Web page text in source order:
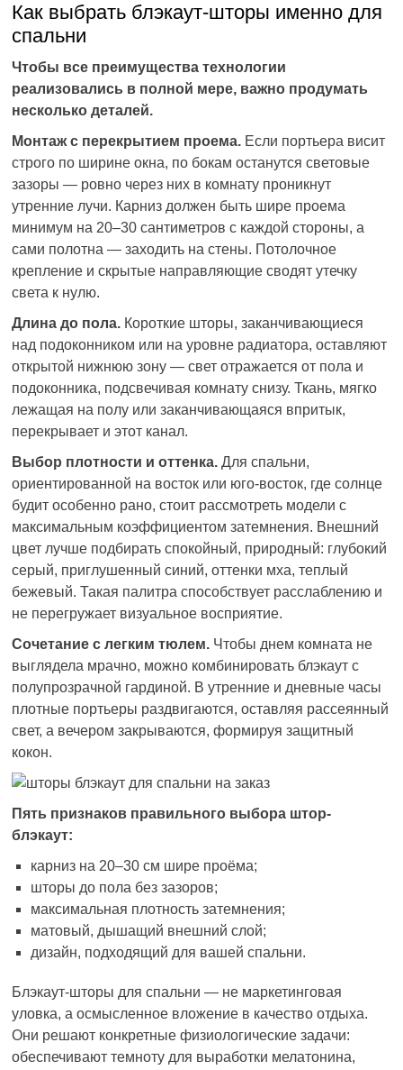
Как выбрать блэкаут-шторы именно для
спальни
Чтобы все преимущества технологии
реализовались в полной мере, важно продумать
несколько деталей.
Монтаж с перекрытием проема. Если портьера висит
строго по ширине окна, по бокам останутся световые
зазоры — ровно через них в комнату проникнут
утренние лучи. Карниз должен быть шире проема
минимум на 20–30 сантиметров с каждой стороны, а
сами полотна — заходить на стены. Потолочное
крепление и скрытые направляющие сводят утечку
света к нулю.
Длина до пола. Короткие шторы, заканчивающиеся
над подоконником или на уровне радиатора, оставляют
открытой нижнюю зону — свет отражается от пола и
подоконника, подсвечивая комнату снизу. Ткань, мягко
лежащая на полу или заканчивающаяся впритык,
перекрывает и этот канал.
Выбор плотности и оттенка. Для спальни,
ориентированной на восток или юго-восток, где солнце
будит особенно рано, стоит рассмотреть модели с
максимальным коэффициентом затемнения. Внешний
цвет лучше подбирать спокойный, природный: глубокий
серый, приглушенный синий, оттенки мха, теплый
бежевый. Такая палитра способствует расслаблению и
не перегружает визуальное восприятие.
Сочетание с легким тюлем. Чтобы днем комната не
выглядела мрачно, можно комбинировать блэкаут с
полупрозрачной гардиной. В утренние и дневные часы
плотные портьеры раздвигаются, оставляя рассеянный
свет, а вечером закрываются, формируя защитный
кокон.
Пять признаков правильного выбора штор-
блэкаут:
карниз на 20–30 см шире проёма;
шторы до пола без зазоров;
максимальная плотность затемнения;
матовый, дышащий внешний слой;
дизайн, подходящий для вашей спальни.
Блэкаут-шторы для спальни — не маркетинговая
уловка, а осмысленное вложение в качество отдыха.
Они решают конкретные физиологические задачи:
обеспечивают темноту для выработки мелатонина,